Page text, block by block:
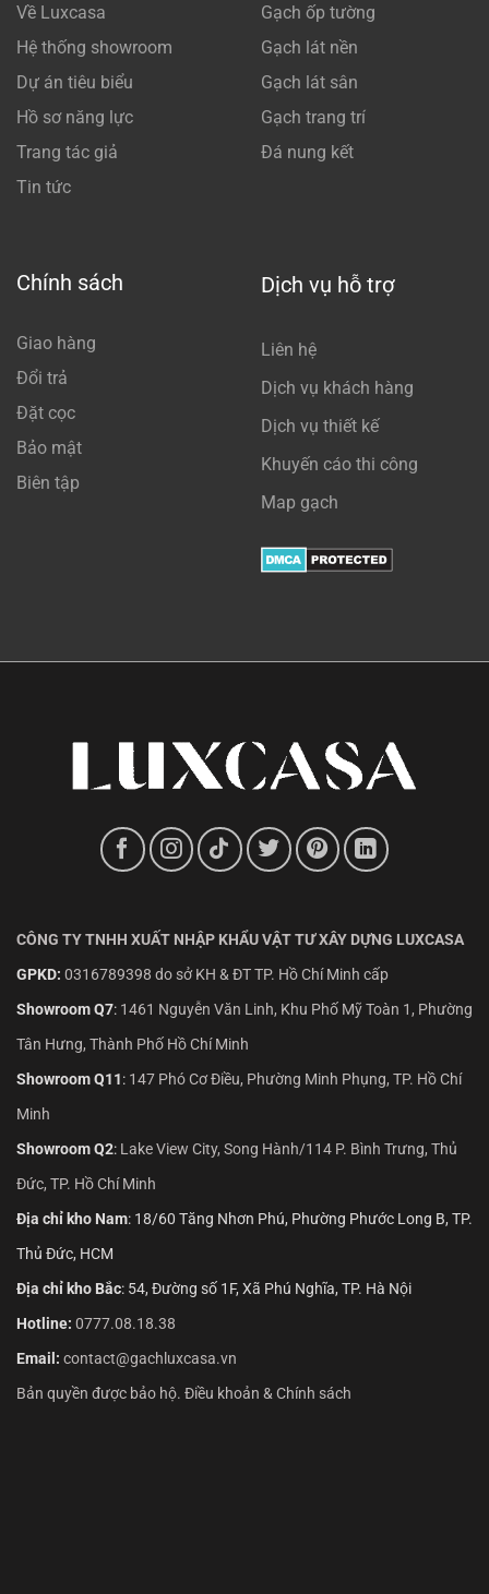
Về Luxcasa
Hệ thống showroom
Dự án tiêu biểu
Hồ sơ năng lực
Trang tác giả
Tin tức
Gạch ốp tường
Gạch lát nền
Gạch lát sân
Gạch trang trí
Đá nung kết
Chính sách
Giao hàng
Đổi trả
Đặt cọc
Bảo mật
Biên tập
Dịch vụ hỗ trợ
Liên hệ
Dịch vụ khách hàng
Dịch vụ thiết kế
Khuyến cáo thi công
Map gạch
CÔNG TY TNHH XUẤT NHẬP KHẨU VẬT TƯ XÂY DỰNG LUXCASA
GPKD: 0316789398 do sở KH & ĐT TP. Hồ Chí Minh cấp
Showroom Q7: 1461 Nguyễn Văn Linh, Khu Phố Mỹ Toàn 1, Phường
Tân Hưng, Thành Phố Hồ Chí Minh
Showroom Q11: 147 Phó Cơ Điều, Phường Minh Phụng, TP. Hồ Chí
Minh
Showroom Q2: Lake View City, Song Hành/114 P. Bình Trưng, Thủ
Đức, TP. Hồ Chí Minh
Địa chỉ kho Nam: 18/60 Tăng Nhơn Phú, Phường Phước Long B, TP.
Thủ Đức, HCM
Địa chỉ kho Bắc: 54, Đường số 1F, Xã Phú Nghĩa, TP. Hà Nội
Hotline: 0777.08.18.38
Email: contact@gachluxcasa.vn
Bản quyền được bảo hộ. Điều khoản & Chính sách